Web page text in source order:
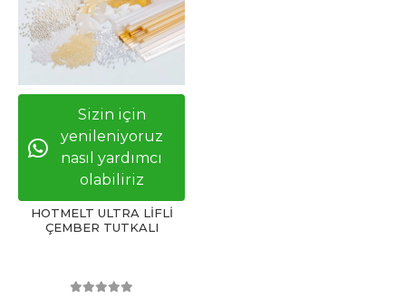
Sizin için
yenileniyoruz
nasıl yardımcı
olabiliriz
HOTMELT ULTRA LİFLİ
ÇEMBER TUTKALI